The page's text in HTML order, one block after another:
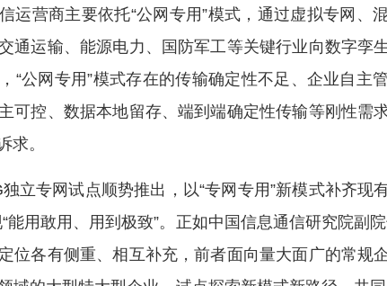
运营商主要依托“公网专用”模式，通过虚拟专网、
通运输、能源电力、国防军工等关键行业向数字孪
“公网专用”模式存在的传输确定性不足、企业自主
可控、数据本地留存、端到端确定性传输等刚性需
求。
立专网试点顺势推出，以“专网专用”新模式补齐现
能用敢用、用到极致”。正如中国信息通信研究院副
位各有侧重、相互补充，前者面向量大面广的常规